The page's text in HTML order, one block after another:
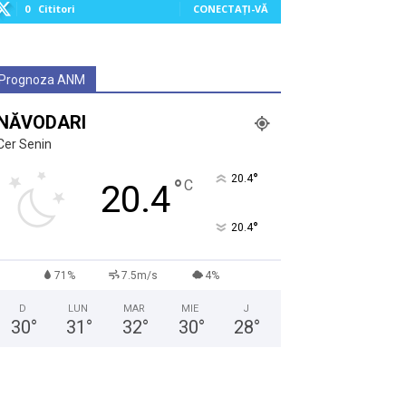
0 Cititori CONECTAȚI-VĂ
ANM
Senin
20.4°C 20.4°
20.4°
71% 7.5m/s 4%
D
30°
LUN
31 °
MAR
32°
MIE
30°
J
28°